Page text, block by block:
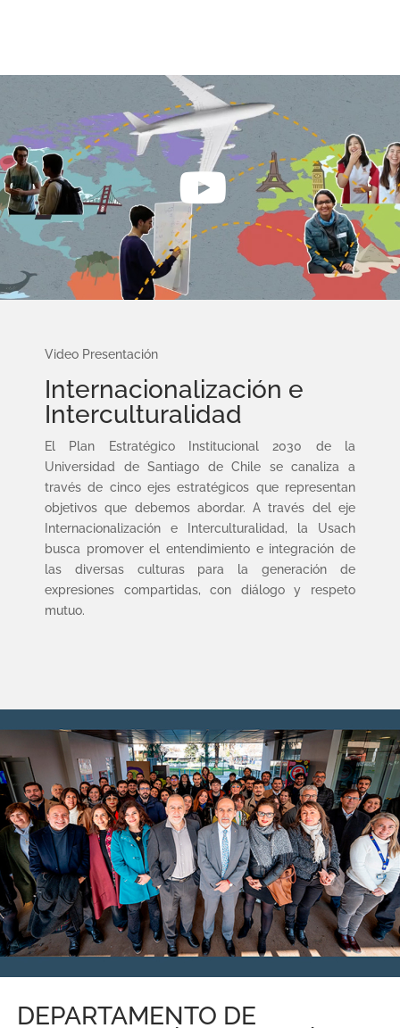
Video Presentación
Internacionalización e
Interculturalidad
El Plan Estratégico Institucional 2030 de la
Universidad de Santiago de Chile se canaliza a
través de cinco ejes estratégicos que representan
objetivos que debemos abordar. A través del eje
Internacionalización e Interculturalidad, la Usach
busca promover el entendimiento e integración de
las diversas culturas para la generación de
expresiones compartidas, con diálogo y respeto
mutuo.
DEPARTAMENTO DE